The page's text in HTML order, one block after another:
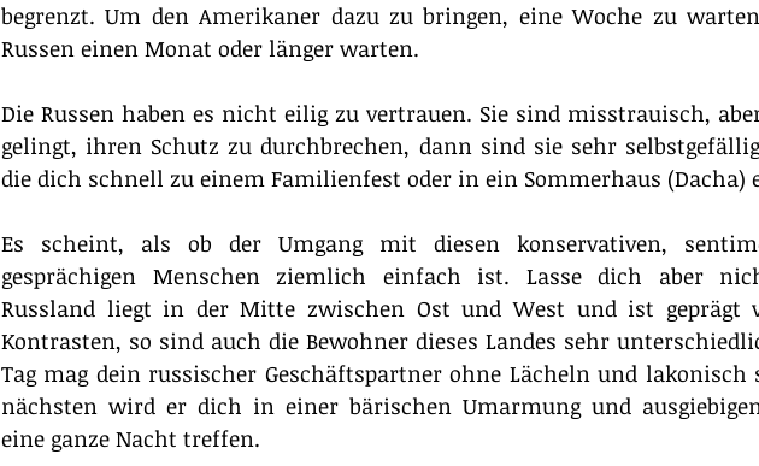
begrenzt. Um den Amerikaner dazu zu bringen, eine Woche zu
Russen einen Monat oder länger warten.
Die Russen haben es nicht eilig zu vertrauen. Sie sind misstrauisch,
gelingt, ihren Schutz zu durchbrechen, dann sind sie sehr
die dich schnell zu einem Familienfest oder in ein Sommerhaus (Dacha)
Es scheint, als ob der Umgang mit diesen konservativen,
gesprächigen Menschen ziemlich einfach ist. Lasse dich aber
Russland liegt in der Mitte zwischen Ost und West und ist geprägt
Kontrasten, so sind auch die Bewohner dieses Landes sehr
Tag mag dein russischer Geschäftspartner ohne Lächeln und lakonisch
nächsten wird er dich in einer bärischen Umarmung und
eine ganze Nacht treffen.